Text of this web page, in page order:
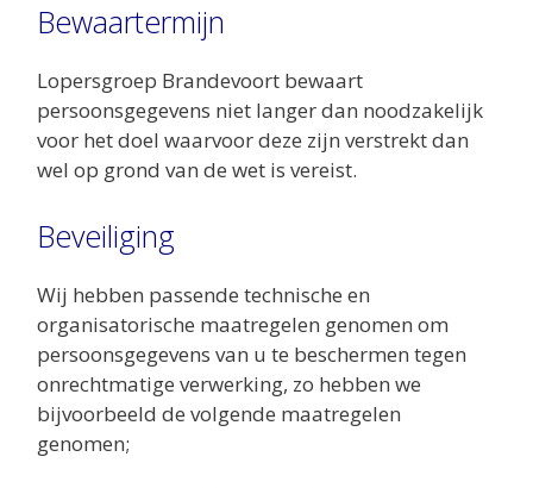
Bewaartermijn
Lopersgroep Brandevoort bewaart
persoonsgegevens niet langer dan noodzakelijk
voor het doel waarvoor deze zijn verstrekt dan
wel op grond van de wet is vereist.
Beveiliging
Wij hebben passende technische en
organisatorische maatregelen genomen om
persoonsgegevens van u te beschermen tegen
onrechtmatige verwerking, zo hebben we
bijvoorbeeld de volgende maatregelen
genomen;